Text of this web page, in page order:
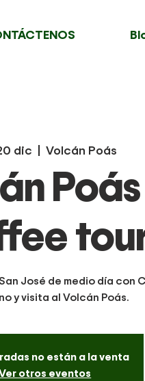
dic
  |
Volcán Poás
José de medio día con
y visita al Volcán Poás.
no están a la venta
otros eventos